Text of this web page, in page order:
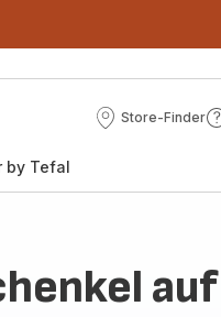
Store-Finder
Store-
by Tefal